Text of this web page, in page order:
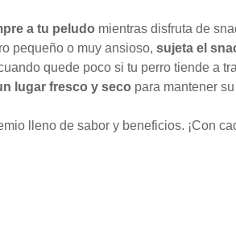
a tu peludo mientras disfruta de
pequeño o muy ansioso, sujeta el
quede poco si tu perro tiende a
lugar fresco y seco para mantener
lleno de sabor y beneficios. ¡Con